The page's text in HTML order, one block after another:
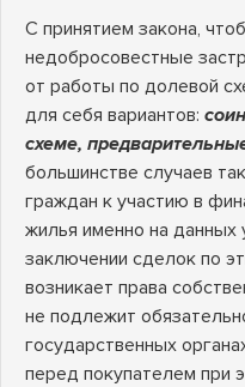
С принятием закона,
недобросовестные
от работы по долевой
для себя вариантов:
схеме,
большинстве случаев
граждан к участию в
жилья именно на данных
заключении сделок по
возникает права
не подлежит
государственных
перед покупателем при